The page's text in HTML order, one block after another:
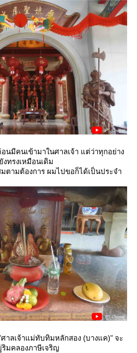
อนมีคนเข้ามาในศาลเจ้า แต่ว่าทุกอย่าง
ังทรงเหมือนเดิม
ตามต้องการ ผมไปขอก็ได้เป็นประจำ
ศาลเจ้าแม่ทับทิมหลักสอง (บางแค)" จะ
ริมคลองภาษีเจริญ